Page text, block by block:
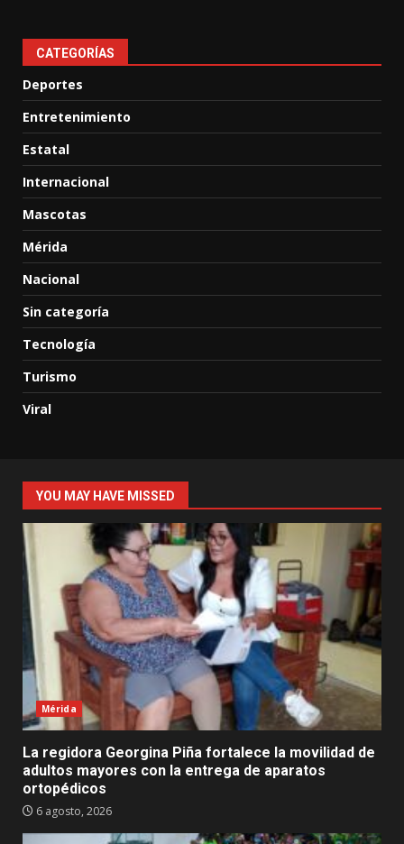
CATEGORÍAS
Deportes
Entretenimiento
Estatal
Internacional
Mascotas
Mérida
Nacional
Sin categoría
Tecnología
Turismo
Viral
YOU MAY HAVE MISSED
Mérida
La regidora Georgina Piña fortalece la movilidad de
adultos mayores con la entrega de aparatos
ortopédicos
6 agosto, 2026